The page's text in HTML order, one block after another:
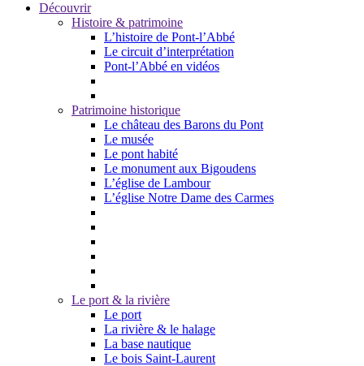
Découvrir
Histoire & patrimoine
L’histoire de Pont-l’Abbé
Le circuit d’interprétation
Pont-l’Abbé en vidéos
Patrimoine historique
Le château des Barons du Pont
Le musée
Le pont habité
Le monument aux Bigoudens
L’église de Lambour
L’église Notre Dame des Carmes
Le port & la rivière
Le port
La rivière & le halage
La base nautique
Le bois Saint-Laurent